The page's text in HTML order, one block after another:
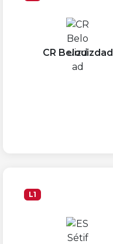
CR Belouizdad
L1